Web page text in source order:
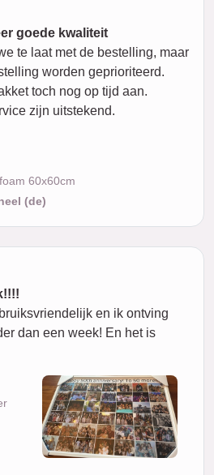
goede kwaliteit
te laat met de bestelling, maar
worden geprioriteerd.
toch nog op tijd aan.
zijn uitstekend.
60x60cm
(de)
en ik ontving
dan een week! En het is